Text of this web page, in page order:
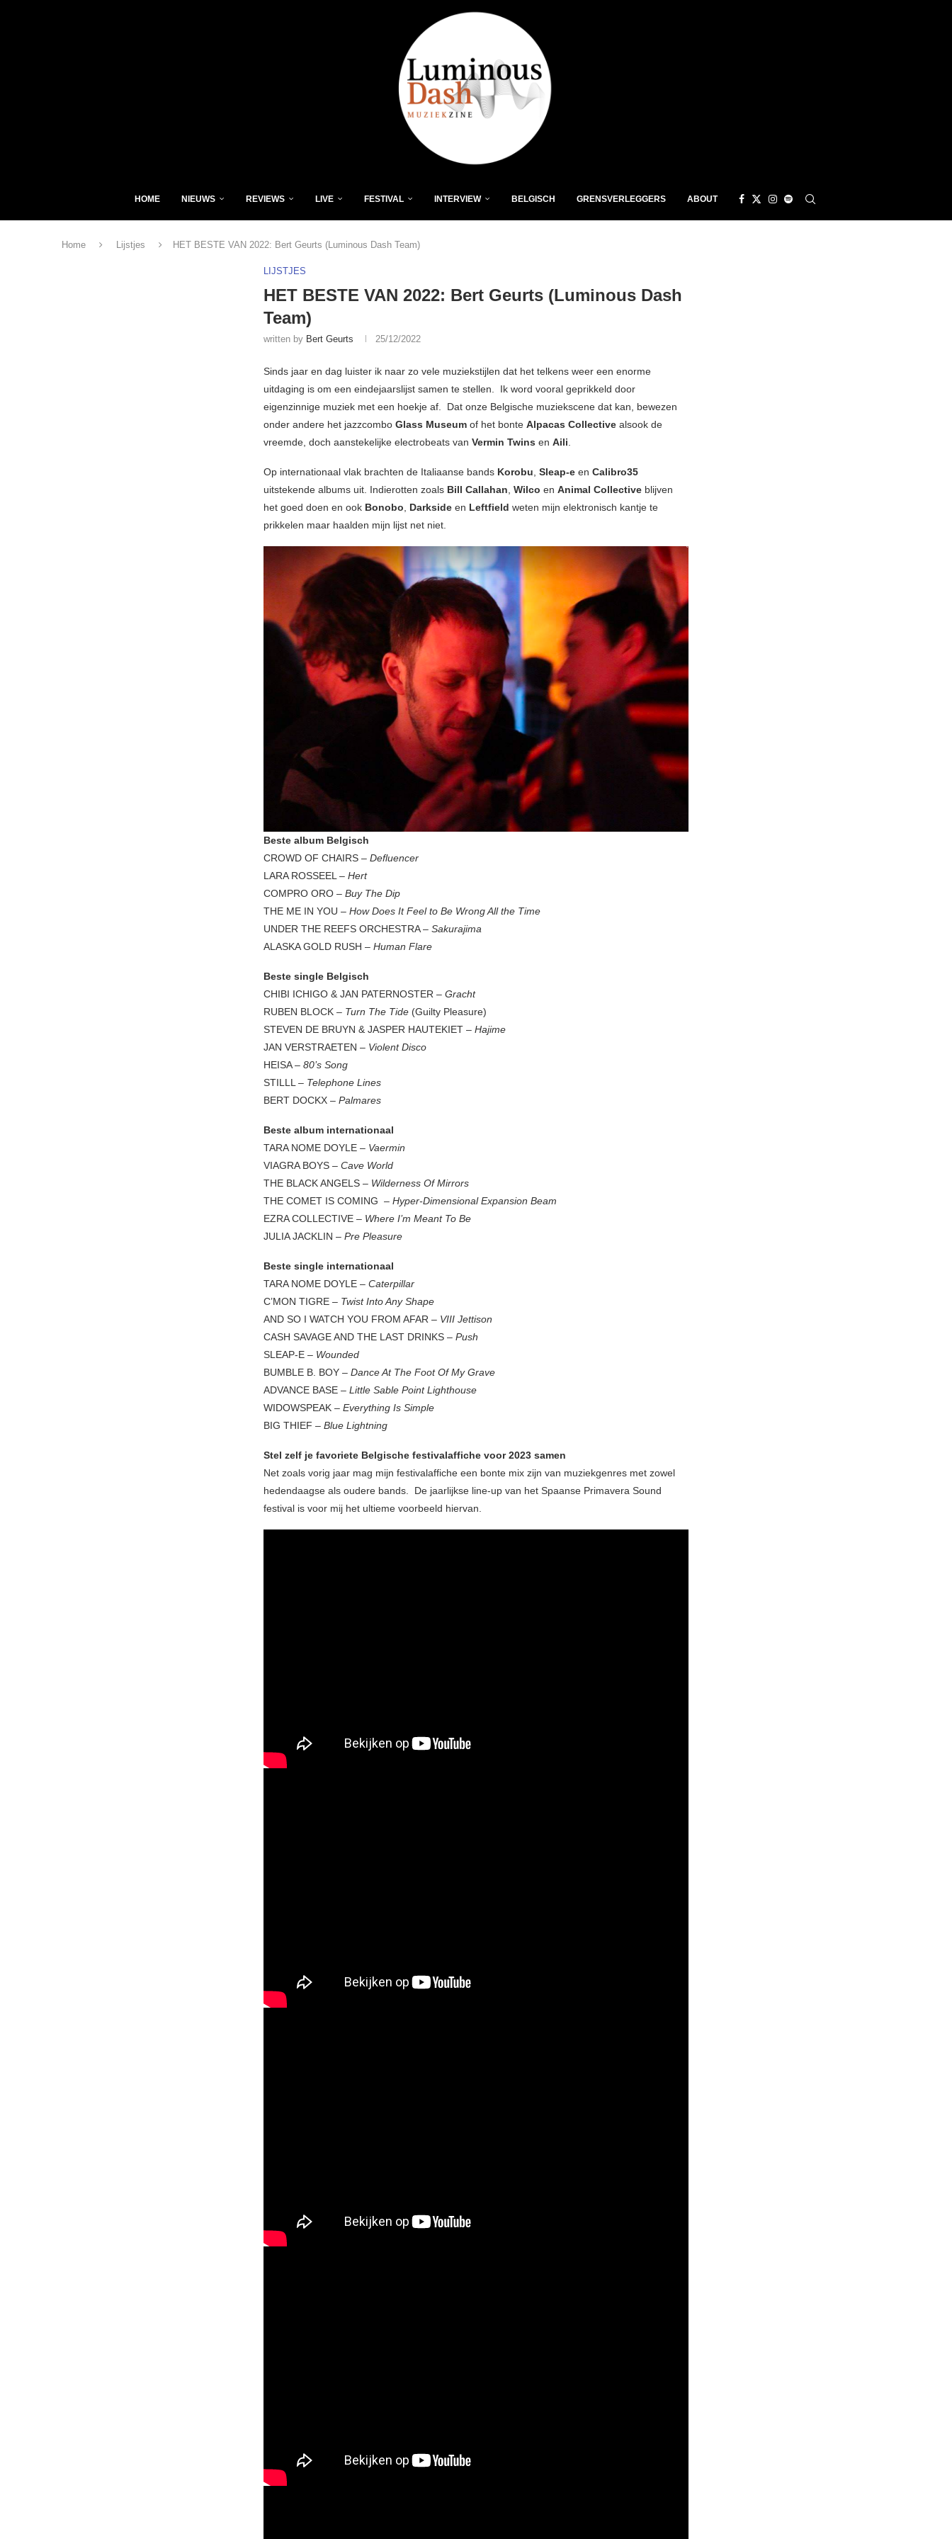
HOME NIEUWS REVIEWS LIVE FESTIVAL INTERVIEW BELGISCH GRENSVERLEGGERS ABOUT
Home Lijstjes HET BESTE VAN 2022: Bert Geurts (Luminous Dash Team)
LIJSTJES
HET BESTE VAN 2022: Bert Geurts (Luminous Dash
Team)
written by Bert Geurts 25/12/2022
Sinds jaar en dag luister ik naar zo vele muziekstijlen dat het telkens weer een enorme
uitdaging is om een eindejaarslijst samen te stellen. Ik word vooral geprikkeld door
eigenzinnige muziek met een hoekje af. Dat onze Belgische muziekscene dat kan, bewezen
onder andere het jazzcombo Glass Museum of het bonte Alpacas Collective alsook de
vreemde, doch aanstekelijke electrobeats van Vermin Twins en Aili.
Op internationaal vlak brachten de Italiaanse bands Korobu, Sleap-e en Calibro35
uitstekende albums uit. Indierotten zoals Bill Callahan, Wilco en Animal Collective blijven
het goed doen en ook Bonobo, Darkside en Leftfield weten mijn elektronisch kantje te
prikkelen maar haalden mijn lijst net niet.
Beste album Belgisch
CROWD OF CHAIRS – Defluencer
LARA ROSSEEL – Hert
COMPRO ORO – Buy The Dip
THE ME IN YOU – How Does It Feel to Be Wrong All the Time
UNDER THE REEFS ORCHESTRA – Sakurajima
ALASKA GOLD RUSH – Human Flare
Beste single Belgisch
CHIBI ICHIGO & JAN PATERNOSTER – Gracht
RUBEN BLOCK – Turn The Tide (Guilty Pleasure)
STEVEN DE BRUYN & JASPER HAUTEKIET – Hajime
JAN VERSTRAETEN – Violent Disco
HEISA – 80’s Song
STILLL – Telephone Lines
BERT DOCKX – Palmares
Beste album internationaal
TARA NOME DOYLE – Vaermin
VIAGRA BOYS – Cave World
THE BLACK ANGELS – Wilderness Of Mirrors
THE COMET IS COMING – Hyper-Dimensional Expansion Beam
EZRA COLLECTIVE – Where I’m Meant To Be
JULIA JACKLIN – Pre Pleasure
Beste single internationaal
TARA NOME DOYLE – Caterpillar
C’MON TIGRE – Twist Into Any Shape
AND SO I WATCH YOU FROM AFAR – VIII Jettison
CASH SAVAGE AND THE LAST DRINKS – Push
SLEAP-E – Wounded
BUMBLE B. BOY – Dance At The Foot Of My Grave
ADVANCE BASE – Little Sable Point Lighthouse
WIDOWSPEAK – Everything Is Simple
BIG THIEF – Blue Lightning
Stel zelf je favoriete Belgische festivalaffiche voor 2023 samen
Net zoals vorig jaar mag mijn festivalaffiche een bonte mix zijn van muziekgenres met zowel
hedendaagse als oudere bands. De jaarlijkse line-up van het Spaanse Primavera Sound
festival is voor mij het ultieme voorbeeld hiervan.